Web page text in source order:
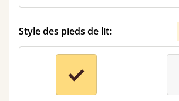
Style des pieds de lit: